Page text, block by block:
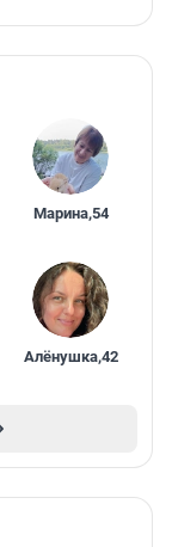
Марина,54
Алёнушка,42